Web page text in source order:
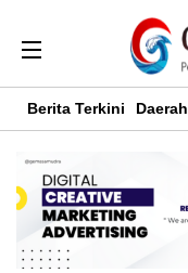
Berita Terkini Daerah